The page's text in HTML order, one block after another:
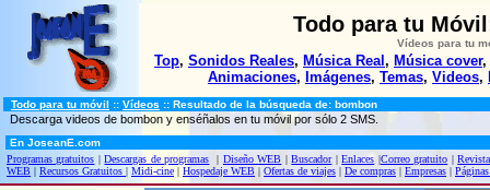
Todo para tu
Vídeos para tu
Top, Sonidos Reales, Música Real , Música cover,
Animaciones, Imágenes, Temas, Videos,
Todo para tu móvil :: Vídeos :: Resultado de la búsqueda de: bombon
Descarga videos de bombon y enséñalos en tu móvil por sólo 2 SMS.
En JoseanE.com
Programas gratuitos |Descargas de programas | Diseño WEB |Buscador|Enlaces |Correo gratuito |
WEB | Recursos Gratuitos | Midi-cine | Hospedaje WEB | Ofertas de viajes | De compras | Empresas |